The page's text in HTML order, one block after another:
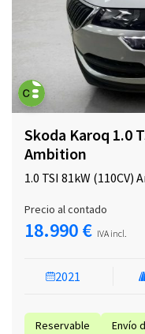
Skoda Karoq 1.0
Ambition
1.0 TSI 81kW (110CV)
2021
Reservable
Envío
Precio al contado
18.990 € IVA incl.